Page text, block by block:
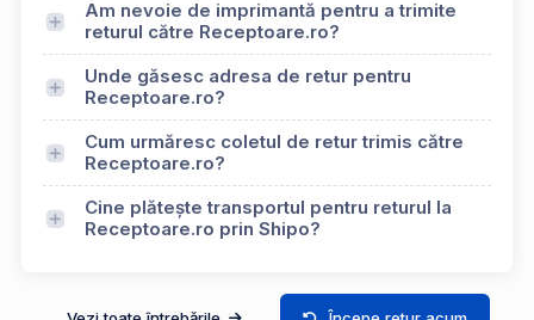
Am nevoie de imprimantă pentru a trimite
returul către Receptoare.ro?
Unde găsesc adresa de retur pentru
Receptoare.ro?
Cum urmăresc coletul de retur trimis către
Receptoare.ro?
Cine plătește transportul pentru returul la
Receptoare.ro prin Shipo?